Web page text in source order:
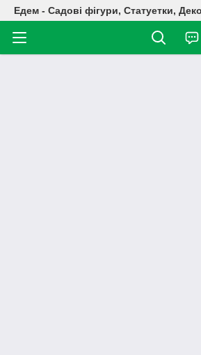
Едем - Садові фігури, Статуетки,